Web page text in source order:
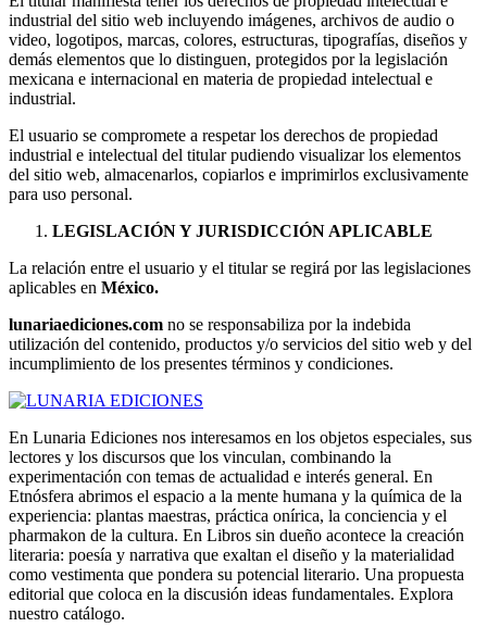
industrial del sitio web incluyendo imágenes, archivos de audio o
video, logotipos, marcas, colores, estructuras, tipografías, diseños y
demás elementos que lo distinguen, protegidos por la legislación
mexicana e internacional en materia de propiedad intelectual e
industrial.
El usuario se compromete a respetar los derechos de propiedad
industrial e intelectual del titular pudiendo visualizar los elementos
del sitio web, almacenarlos, copiarlos e imprimirlos exclusivamente
para uso personal.
LEGISLACIÓN Y JURISDICCIÓN APLICABLE
La relación entre el usuario y el titular se regirá por las legislaciones
aplicables en México.
lunariaediciones.com no se responsabiliza por la indebida
utilización del contenido, productos y/o servicios del sitio web y del
incumplimiento de los presentes términos y condiciones.
En Lunaria Ediciones nos interesamos en los objetos especiales, sus
lectores y los discursos que los vinculan, combinando la
experimentación con temas de actualidad e interés general. En
Etnósfera abrimos el espacio a la mente humana y la química de la
experiencia: plantas maestras, práctica onírica, la conciencia y el
pharmakon de la cultura. En Libros sin dueño acontece la creación
literaria: poesía y narrativa que exaltan el diseño y la materialidad
como vestimenta que pondera su potencial literario. Una propuesta
editorial que coloca en la discusión ideas fundamentales. Explora
nuestro catálogo.